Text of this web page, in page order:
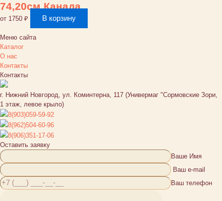
74,20см Канада
от 1750 ₽ В корзину
Меню сайта
Каталог
О нас
Контакты
Контакты
г. Нижний Новгород, ул. Коминтерна, 117 (Универмаг "Сормовские Зори,
1 этаж, левое крыло)
8(903)059-59-92
8(962)504-60-96
8(906)351-17-06
Оставить заявку
Ваше Имя
Ваш e-mail
Ваш телефон